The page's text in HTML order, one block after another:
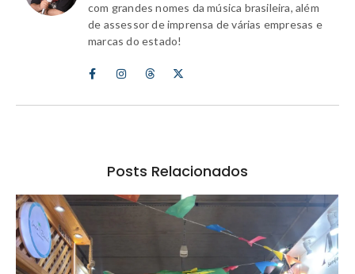
com grandes nomes da música brasileira, além
de assessor de imprensa de várias empresas e
marcas do estado!
Posts Relacionados